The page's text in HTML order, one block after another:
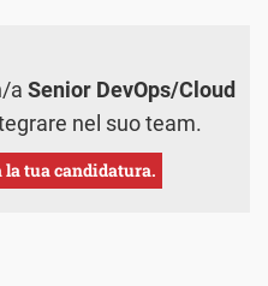
a Senior DevOps/Cloud
nel suo team.
tua candidatura.